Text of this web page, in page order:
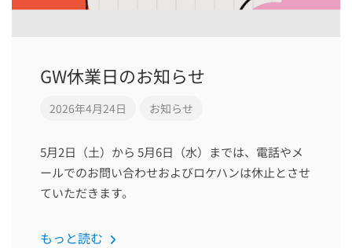
GW休業日のお知らせ
2026年4月24日 お知らせ
5月2日（土）から 5月6日（水）までは、電話やメ
ールでのお問い合わせおよびロケハンは休止とさせ
ていただきます。
もっと読む